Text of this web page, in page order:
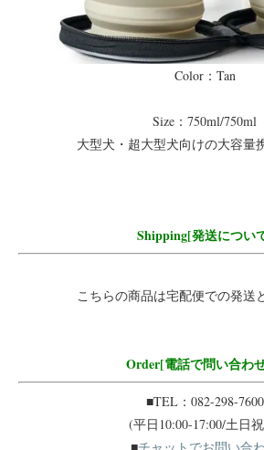
Color：Tan
Size：750ml/750ml
大型犬・超大型犬向けの大容量
Shipping[発送につい
こちらの商品は宅配便での発送
Order[電話で問い合わ
■TEL：082-298-7600
(平日10:00-17:00/土日